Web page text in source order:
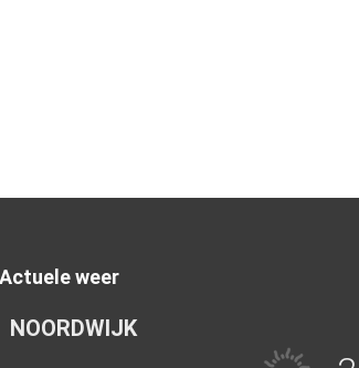
Actuele weer
NOORDWIJK